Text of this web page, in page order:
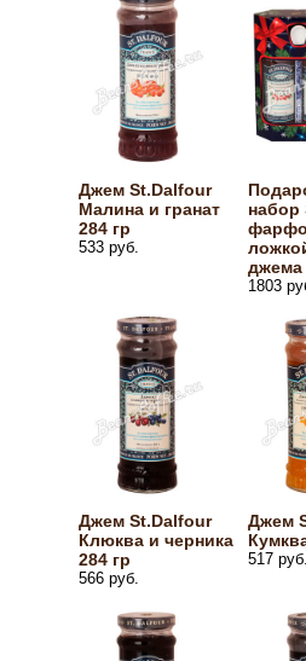
Джем St.Dalfour
Малина и гранат
284 гр
533 руб.
набор
джема
1803
Джем St.Dalfour
Клюква и черника
284 гр
566 руб.
Джем
517